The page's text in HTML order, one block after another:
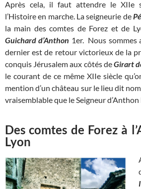
Après cela, il faut attendre le XIIe
l’Histoire en marche. La seigneurie de
la main des comtes de Forez et de
Guichard d’Anthon 1er. Nous sommes
dernier est de retour victorieux de la
conquis Jérusalem aux côtés deGirart
le courant de ce même XIIe siècle
mention d’un château sur le lieu dit
vraisemblable que le Seigneur
Des comtes de Forez à
Lyon